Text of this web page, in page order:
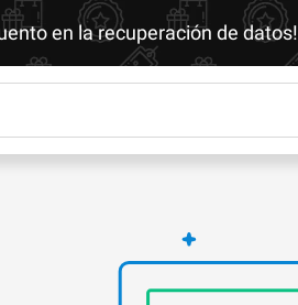
en la recuperación de datos!